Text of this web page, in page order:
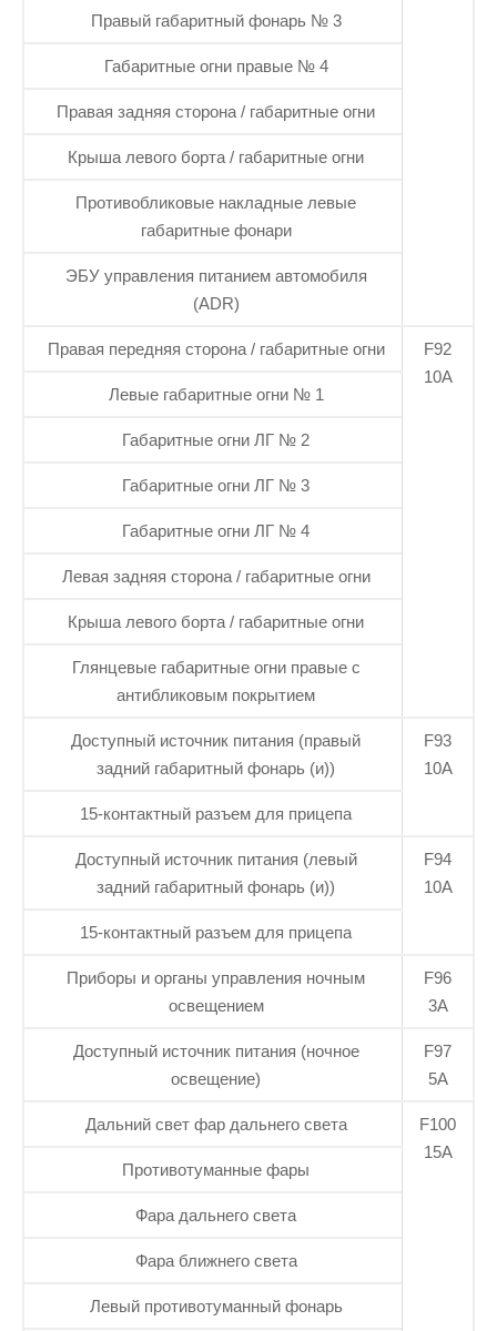
Правый габаритный фонарь № 3
Габаритные огни правые № 4
Правая задняя сторона / габаритные огни
Крыша левого борта / габаритные огни
Противобликовые накладные левые
габаритные фонари
ЭБУ управления питанием автомобиля
(ADR)
Правая передняя сторона / габаритные огни
F92
10А
Левые габаритные огни № 1
Габаритные огни ЛГ № 2
Габаритные огни ЛГ № 3
Габаритные огни ЛГ № 4
Левая задняя сторона / габаритные огни
Крыша левого борта / габаритные огни
Глянцевые габаритные огни правые с
антибликовым покрытием
Доступный источник питания (правый
задний габаритный фонарь (и))
F93
10А
15-контактный разъем для прицепа
Доступный источник питания (левый
задний габаритный фонарь (и))
F94
10А
15-контактный разъем для прицепа
Приборы и органы управления ночным
освещением
F96
3А
Доступный источник питания (ночное
освещение)
F97
5А
Дальний свет фар дальнего света
F100
15А
Противотуманные фары
Фара дальнего света
Фара ближнего света
Левый противотуманный фонарь